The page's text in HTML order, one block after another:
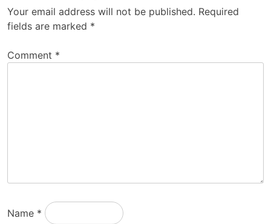
Your email address will not be published. Required
fields are marked *
Comment *
Name *